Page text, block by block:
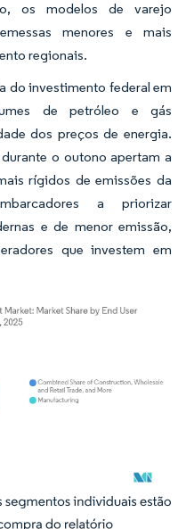
os modelos de varejo
menores e mais
regionais.
do investimento federal em
de petróleo e gás
dos preços de energia.
o outono apertam a
rígidos de emissões da
a priorizar
e de menor emissão,
que investem em
atribuição conforme CC BY 4.0.